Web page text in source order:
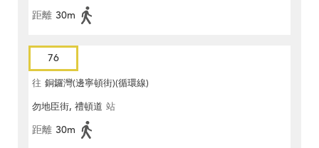
距離 30m
76
往 銅鑼灣(邊寧頓街)(循環線)
勿地臣街, 禮頓道 站
距離 30m